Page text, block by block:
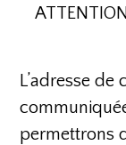
L’adresse
permettrons